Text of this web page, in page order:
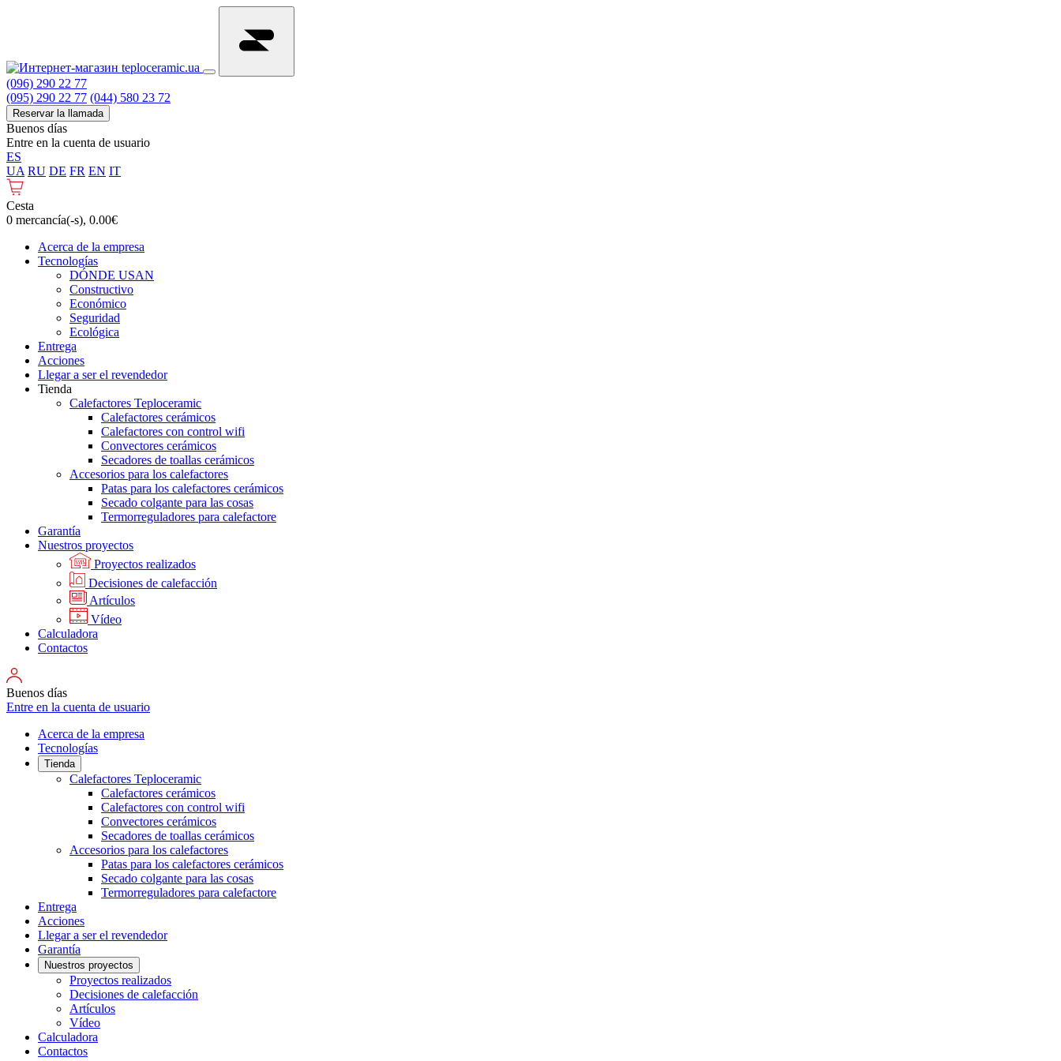
(096) 290 22 77
(095) 290 22 77 (044) 580 23 72
Reservar la llamada
Buenos días
Entre en la cuenta de usuario
ES
UA RU DE FR EN IT
Cesta
0 mercancía(-s), 0.00€
Acerca de la empresa
Tecnologías
DÓNDE USAN
Constructivo
Económico
Seguridad
Ecológica
Entrega
Acciones
Llegar a ser el revendedor
Tienda
Calefactores Teploceramic
Calefactores cerámicos
Calefactores con control wifi
Convectores cerámicos
Secadores de toallas cerámicos
Accesorios para los calefactores
Patas para los calefactores cerámicos
Secado colgante para las cosas
Termorreguladores para calefactore
Garantía
Nuestros proyectos
Proyectos realizados
Decisiones de calefacción
Artículos
Vídeo
Calculadora
Contactos
Buenos días
Entre en la cuenta de usuario
Acerca de la empresa
Tecnologías
Tienda
Calefactores Teploceramic
Calefactores cerámicos
Calefactores con control wifi
Convectores cerámicos
Secadores de toallas cerámicos
Accesorios para los calefactores
Patas para los calefactores cerámicos
Secado colgante para las cosas
Termorreguladores para calefactore
Entrega
Acciones
Llegar a ser el revendedor
Garantía
Nuestros proyectos
Proyectos realizados
Decisiones de calefacción
Artículos
Vídeo
Calculadora
Contactos